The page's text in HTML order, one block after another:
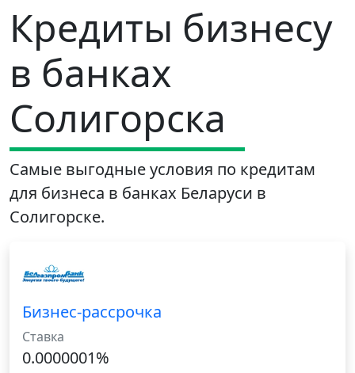
Кредиты бизнесу
в банках
Солигорска
Самые выгодные условия по кредитам
для бизнеса в банках Беларуси в
Солигорске.
Бизнес-рассрочка
Ставка
0.0000001%